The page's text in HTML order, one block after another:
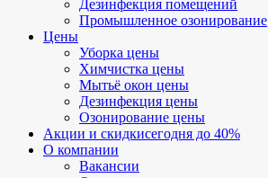
Дезинфекция помещений
Промышленное озонирование
Цены
Уборка цены
Химчистка цены
Мытьё окон цены
Дезинфекция цены
Озонирование цены
Акции и скидкисегодня до 40%
О компании
Вакансии